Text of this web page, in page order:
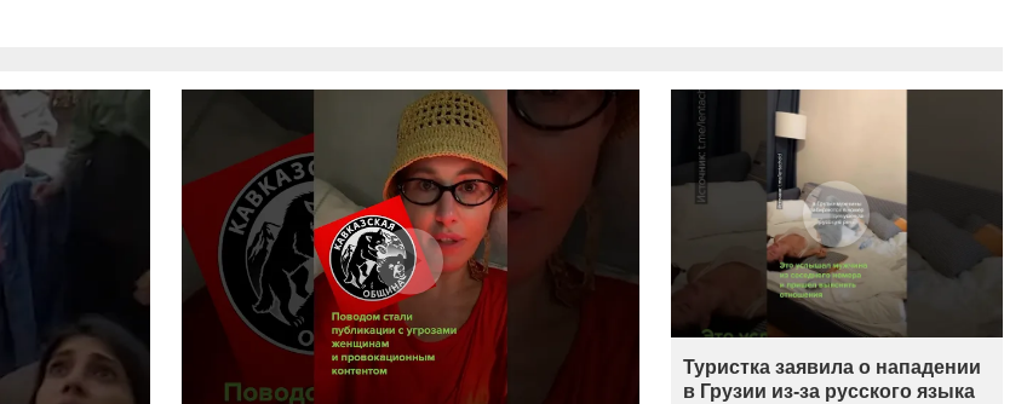
Туристка заявила о нападении
в Грузии из-за русского языка